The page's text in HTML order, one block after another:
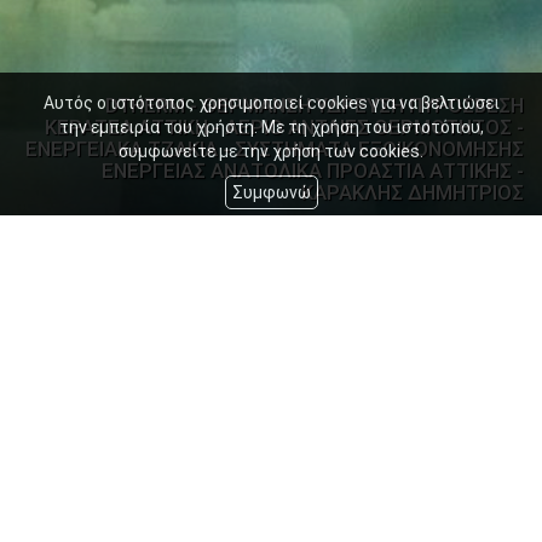
DTHERM - ΘΕΡΜΑΝΣΗ ΥΔΡΕΥΣΗ ΠΥΡΟΣΒΕΣΗ
ΚΕΡΑΤΕΑ ΑΤΤΙΚΗ - ΑΕΡΙΟ ΑΝΤΛΙΕΣ ΘΕΡΜΟΤΗΤΟΣ -
ΕΝΕΡΓΕΙΑΚΑ ΤΖΑΚΙΑ - ΣΥΣΤΗΜΑΤΑ ΕΞΟΙΚΟΝΟΜΗΣΗΣ
ΕΝΕΡΓΕΙΑΣ ΑΝΑΤΟΛΙΚΑ ΠΡΟΑΣΤΙΑ ΑΤΤΙΚΗΣ -
ΚΑΡΑΚΛΗΣ ΔΗΜΗΤΡΙΟΣ
Αυτός ο ιστότοπος χρησιμοποιεί cookies για να βελτιώσει
την εμπειρία του χρήστη. Με τη χρήση του ιστοτόπου,
συμφωνείτε με την χρήση των cookies.
Συμφωνώ